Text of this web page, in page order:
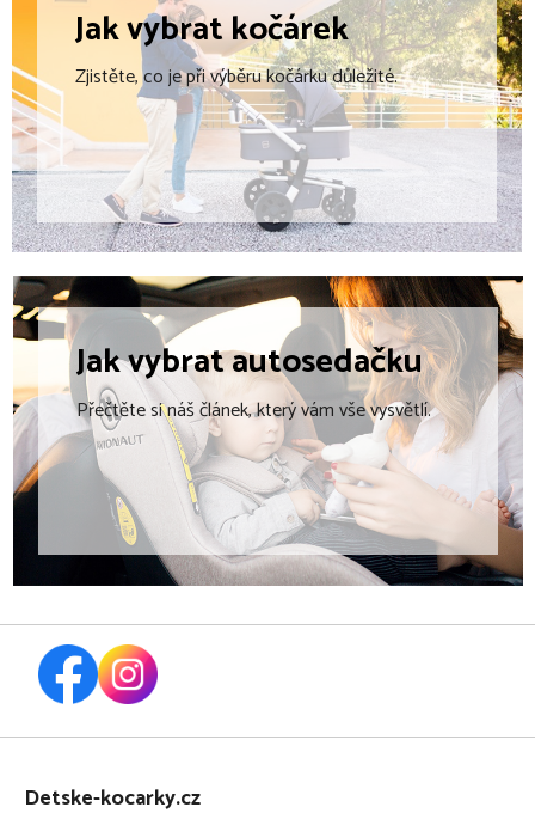
r
v
k
y
v
ý
p
i
s
u
Jak vybratkočárek
Zjistěte, co je při výběru kočárku důležité.
Jak vybratautosedačku
Přečtěte si náš článek, který vám vše vysvětlí.
Z
Detske-kocarky.cz